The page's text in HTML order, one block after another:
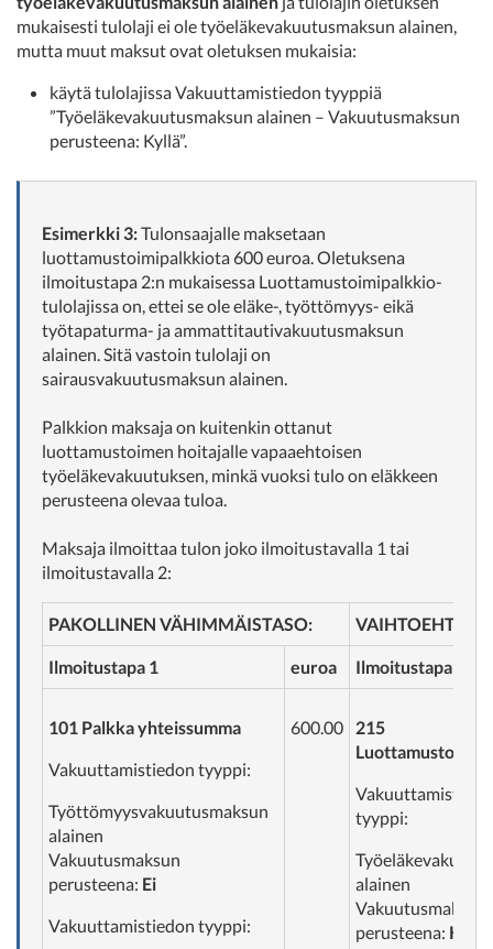
mukaisesti tulolaji ei ole työeläkevakuutusmaksun alainen,
mutta muut maksut ovat oletuksen mukaisia:
käytä tulolajissa Vakuuttamistiedon tyyppiä
”Työeläkevakuutusmaksun alainen – Vakuutusmaksun
perusteena: Kyllä”.
Esimerkki 3:Tulonsaajalle maksetaan
luottamustoimipalkkiota 600 euroa. Oletuksena
ilmoitustapa 2:n mukaisessa Luottamustoimipalkkio-
tulolajissa on, ettei se ole eläke-, työttömyys- eikä
työtapaturma- ja ammattitautivakuutusmaksun
alainen. Sitä vastoin tulolaji on
sairausvakuutusmaksun alainen.
Palkkion maksaja on kuitenkin ottanut
luottamustoimen hoitajalle vapaaehtoisen
työeläkevakuutuksen, minkä vuoksi tulo on eläkkeen
perusteena olevaa tuloa.
Maksaja ilmoittaa tulon joko ilmoitustavalla 1 tai
ilmoitustavalla 2:
PAKOLLINEN VÄHIMMÄISTASO:
Ilmoitustapa 1 euroa Ilmoitustapa 2
101 Palkka yhteissumma
Vakuuttamistiedon tyyppi:
Työttömyysvakuutusmaksun
alainen
Vakuutusmaksun
perusteena: Ei
Vakuuttamistiedon tyyppi:
600.00
215
tyyppi:
alainen
Vakuutusmaksun
perusteena: Kyllä